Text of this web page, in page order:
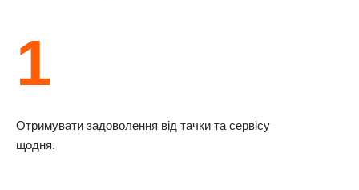
1
Отримувати задоволення від тачки та сервісу
щодня.